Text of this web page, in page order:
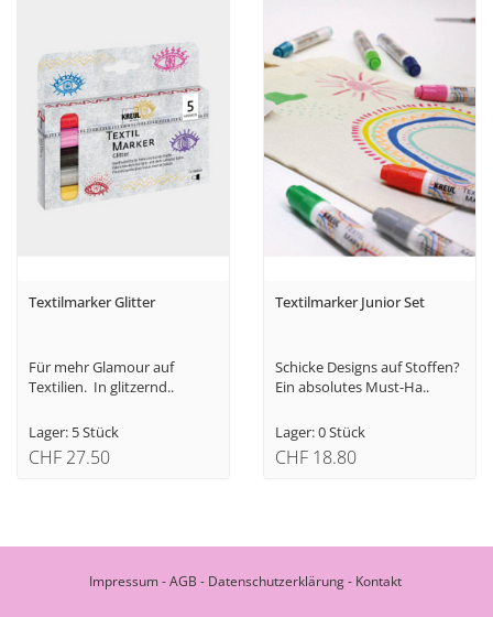
Textilmarker Glitter
Für mehr Glamour auf
Textilien. In glitzernd..
Lager: 5 Stück
CHF 27.50
Textilmarker Junior Set
Schicke Designs auf Stoffen?
Ein absolutes Must-Ha..
Lager: 0 Stück
CHF 18.80
Impressum-AGB - Datenschutzerklärung- Kontakt